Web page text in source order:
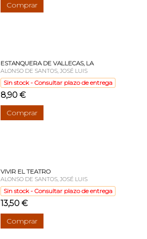
Comprar
ESTANQUERA DE VALLECAS, LA
ALONSO DE SANTOS, JOSÉ LUIS
Sin stock - Consultar plazo de entrega
8,90 €
Comprar
VIVIR EL TEATRO
ALONSO DE SANTOS, JOSÉ LUIS
Sin stock - Consultar plazo de entrega
13,50 €
Comprar